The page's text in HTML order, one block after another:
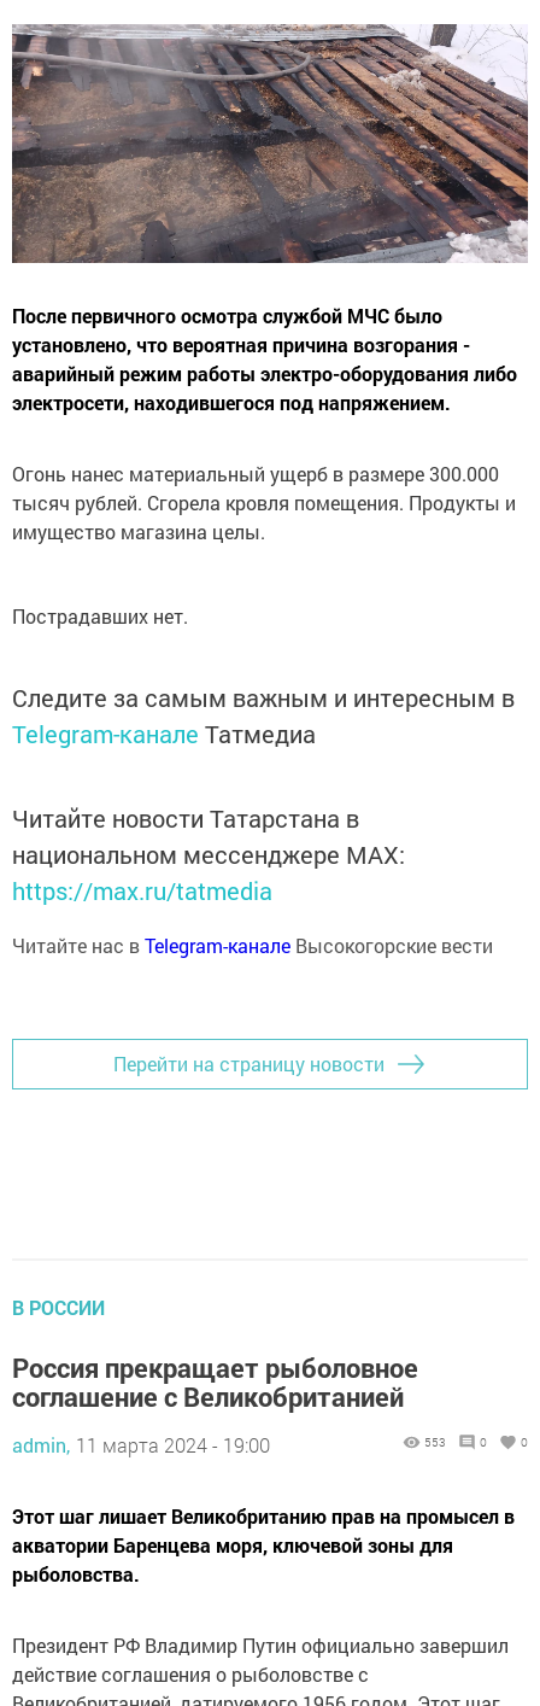
После первичного осмотра службой МЧС было
установлено, что вероятная причина возгорания -
аварийный режим работы электро-оборудования либо
электросети, находившегося под напряжением.
Огонь нанес материальный ущерб в размере 300.000
тысяч рублей. Сгорела кровля помещения. Продукты и
имущество магазина целы.
Пострадавших нет.
Следите за самым важным и интересным в
Telegram-канале Татмедиа
Читайте новости Татарстана в
национальном мессенджере MАХ:
https://max.ru/tatmedia
Читайте нас вTelegram-канале Высокогорские вести
Перейти на страницу новости
В РОССИИ
Россия прекращает рыболовное
соглашение с Великобританией
admin, 11 марта 2024 - 19:00 553 0 0
Этот шаг лишает Великобританию прав на промысел в
акватории Баренцева моря, ключевой зоны для
рыболовства.
Президент РФ Владимир Путин официально завершил
действие соглашения о рыболовстве с